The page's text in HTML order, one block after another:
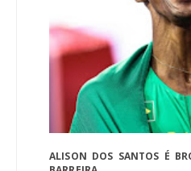
ALISON DOS SANTOS É